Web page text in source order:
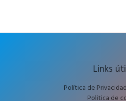
Links
Política de
Politica de